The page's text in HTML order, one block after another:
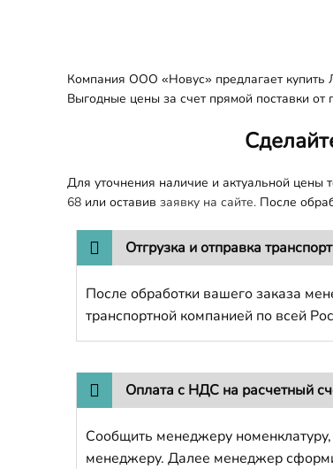
Компания ООО «Новус» предлагает купить
Выгодные цены за счет прямой поставки
Для уточнения наличие и актуальной
68 или оставив заявку на сайте. После
Отгрузка и отправка
После обработки вашего заказа
транспортной компанией по всей
Оплата с НДС на расчетный
Сообщить менеджеру
менеджеру. Далее менеджер